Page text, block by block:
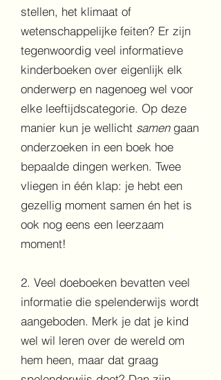
stellen, het klimaat of
wetenschappelijke feiten? Er zijn
tegenwoordig veel informatieve
kinderboeken over eigenlijk elk
onderwerp en nagenoeg wel voor
elke leeftijdscategorie. Op deze
manier kun je wellicht samengaan
onderzoeken in een boek hoe
bepaalde dingen werken. Twee
vliegen in één klap: je hebt een
gezellig moment samen én het is
ook nog eens een leerzaam
moment!
2. Veel doeboeken bevatten veel
informatie die spelenderwijs wordt
aangeboden. Merk je dat je kind
wel wil leren over de wereld om
hem heen, maar dat graag